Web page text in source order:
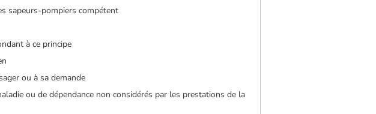
sapeurs-pompiers compétent
à ce principe
ou à sa demande
ou de dépendance non considérés par les prestations de la